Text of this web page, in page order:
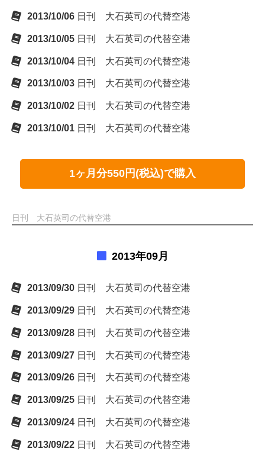
2013/10/06 日刊 大石英司の代替空港
2013/10/05 日刊 大石英司の代替空港
2013/10/04 日刊 大石英司の代替空港
2013/10/03 日刊 大石英司の代替空港
2013/10/02 日刊 大石英司の代替空港
2013/10/01 日刊 大石英司の代替空港
1ヶ月分550円(税込)で購入
日刊 大石英司の代替空港
2013年09月
2013/09/30 日刊 大石英司の代替空港
2013/09/29 日刊 大石英司の代替空港
2013/09/28 日刊 大石英司の代替空港
2013/09/27 日刊 大石英司の代替空港
2013/09/26 日刊 大石英司の代替空港
2013/09/25 日刊 大石英司の代替空港
2013/09/24 日刊 大石英司の代替空港
2013/09/22 日刊 大石英司の代替空港